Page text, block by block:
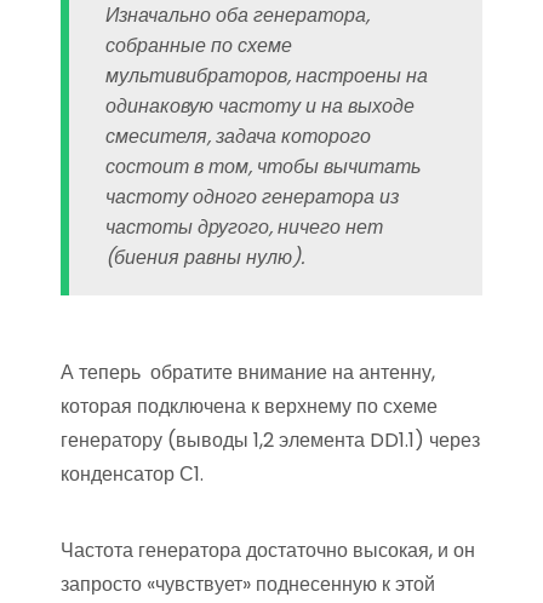
Изначально оба генератора,
собранные по схеме
мультивибраторов, настроены на
одинаковую частоту и на выходе
смесителя, задача которого
состоит в том, чтобы вычитать
частоту одного генератора из
частоты другого, ничего нет
(биения равны нулю).
А теперь обратите внимание на антенну,
которая подключена к верхнему по схеме
генератору (выводы 1,2 элемента DD1.1) через
конденсатор С1.
Частота генератора достаточно высокая, и он
запросто «чувствует» поднесенную к этой